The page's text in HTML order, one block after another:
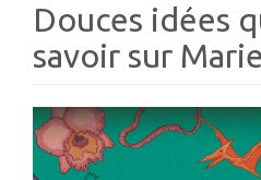
Douces idées
savoir sur
Article
Sidebar